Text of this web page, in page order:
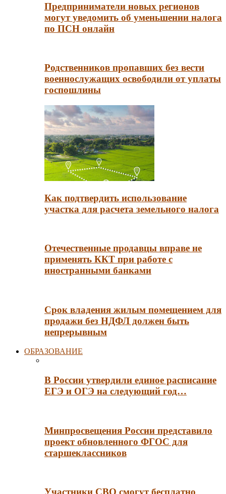
Предприниматели новых регионов
могут уведомить об уменьшении налога
по ПСН онлайн
Родственников пропавших без вести
военнослужащих освободили от уплаты
госпошлины
Как подтвердить использование
участка для расчета земельного налога
Отечественные продавцы вправе не
применять ККТ при работе с
иностранными банками
Срок владения жилым помещением для
продажи без НДФЛ должен быть
непрерывным
ОБРАЗОВАНИЕ
В России утвердили единое расписание
ЕГЭ и ОГЭ на следующий год…
Минпросвещения России представило
проект обновленного ФГОС для
старшеклассников
Участники СВО смогут бесплатно